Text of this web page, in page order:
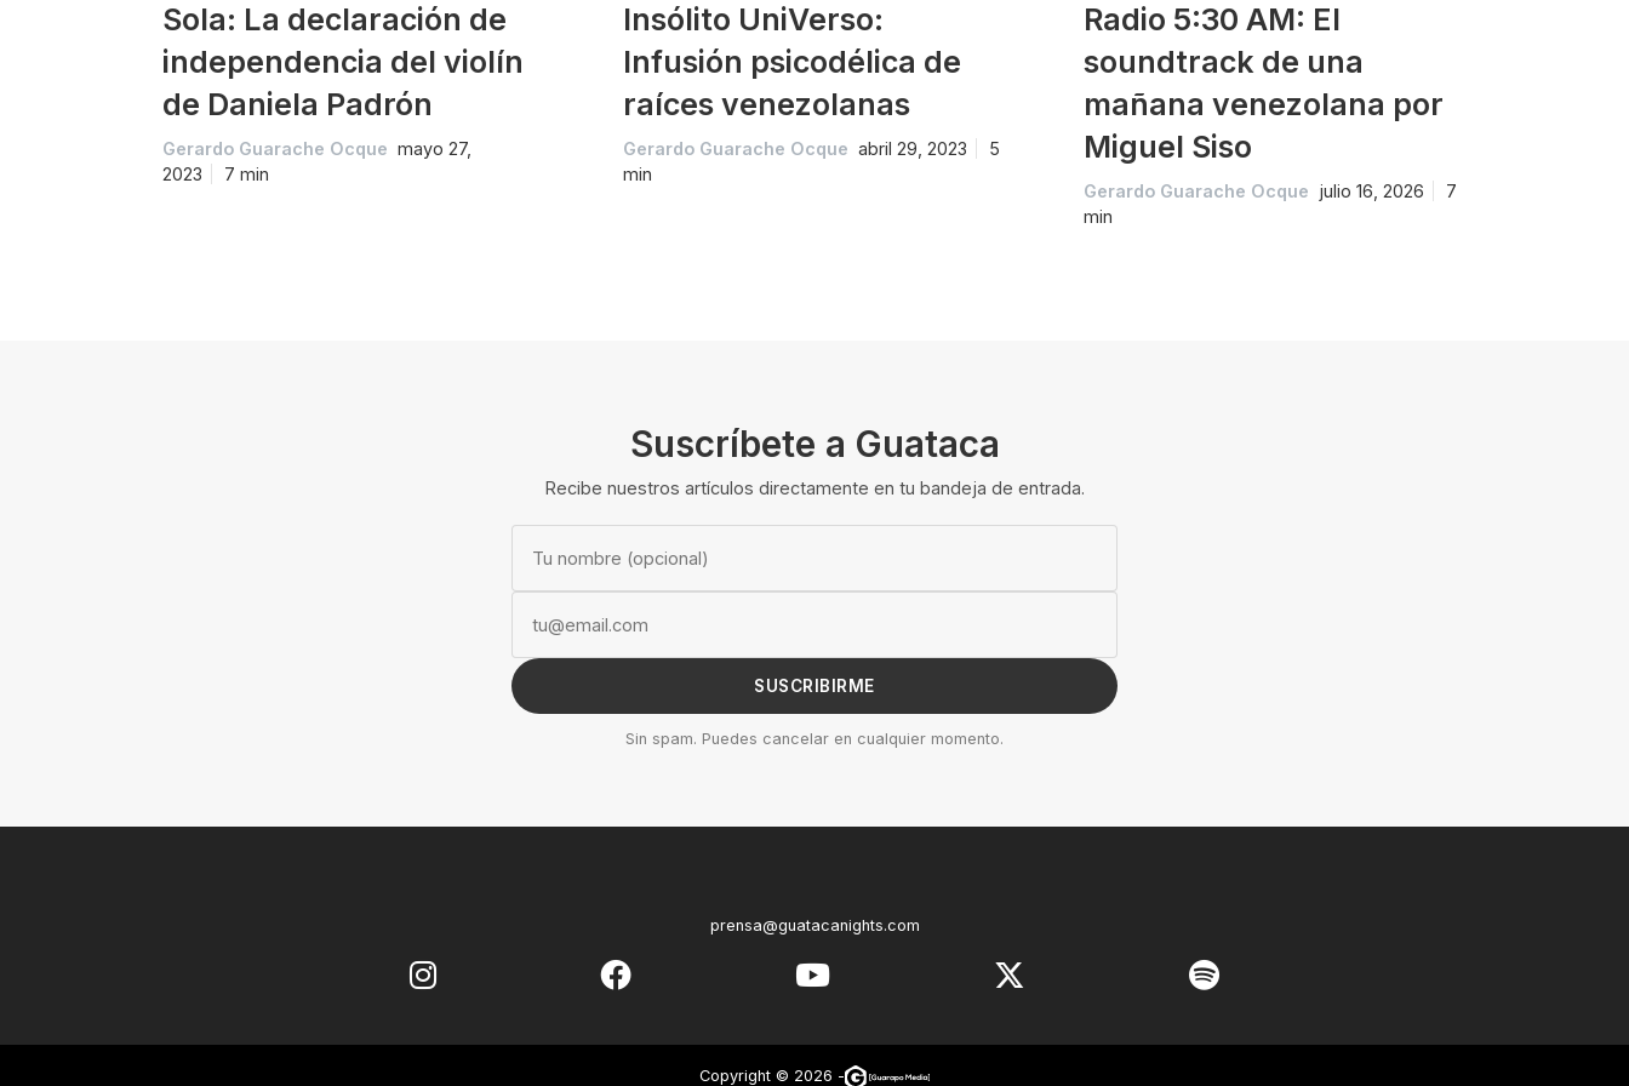
Sola: La declaración de
independencia del violín
de Daniela Padrón
Gerardo Guarache Ocque mayo 27,
2023
7 min
Insólito UniVerso:
Infusión psicodélica de
raíces venezolanas
Gerardo Guarache Ocque abril 29, 2023
5
min
Radio 5:30 AM: El
soundtrack de una
mañana venezolana por
Miguel Siso
Gerardo Guarache Ocque julio 16, 2026
7
min
Suscríbete a Guataca
Recibe nuestros artículos directamente en tu bandeja de entrada.
SUSCRIBIRME
Sin spam. Puedes cancelar en cualquier momento.
prensa@guatacanights.com
Copyright © 2026 -